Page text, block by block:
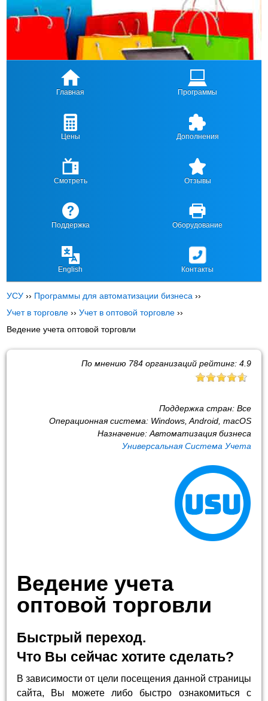
Главная Программы
Цены Дополнения
Смотреть Отзывы
Поддержка Оборудование
English Контакты
УСУ ›› Программы для автоматизации бизнеса ››
Учет в торговле ››Учет в оптовой торговле ››
Ведение учета оптовой торговли
По мнению 784организаций рейтинг: 4.9
Поддержка стран: Все
Операционная система: Windows, Android, macOS
Назначение: Автоматизация бизнеса
Универсальная Система Учета
Ведение учета
оптовой торговли
Быстрый переход.
Что Вы сейчас хотите сделать?
В зависимости от цели посещения данной страницы
сайта, Вы можете либо быстро ознакомиться с